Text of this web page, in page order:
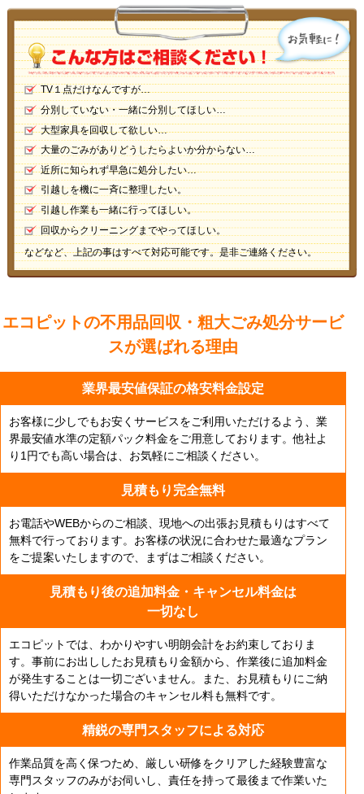
TV１点だけなんですが…
分別していない・一緒に分別してほしい…
大型家具を回収して欲しい…
大量のごみがありどうしたらよいか分からない…
近所に知られず早急に処分したい…
引越しを機に一斉に整理したい。
引越し作業も一緒に行ってほしい。
回収からクリーニングまでやってほしい。
などなど、上記の事はすべて対応可能です。是非ご連絡ください。
エコピットの不用品回収・粗大ごみ処分サービ
スが選ばれる理由
業界最安値保証の格安料金設定
お客様に少しでもお安くサービスをご利用いただけるよう、業
界最安値水準の定額パック料金をご用意しております。他社よ
り1円でも高い場合は、お気軽にご相談ください。
見積もり完全無料
お電話やWEBからのご相談、現地への出張お見積もりはすべて
無料で行っております。お客様の状況に合わせた最適なプラン
をご提案いたしますので、まずはご相談ください。
見積もり後の追加料金・ キャンセル料金は
一切なし
エコピットでは、わかりやすい明朗会計をお約束しておりま
す。事前にお出ししたお見積もり金額から、作業後に追加料金
が発生することは一切ございません。また、お見積もりにご納
得いただけなかった場合のキャンセル料も無料です。
精鋭の専門スタッフによる対応
作業品質を高く保つため、厳しい研修をクリアした経験豊富な
専門スタッフのみがお伺いし、責任を持って最後まで作業いた